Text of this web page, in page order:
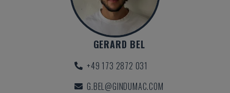
GERARD BEL
+49 173 2872 031
G.BEL@GINDUMAC.COM